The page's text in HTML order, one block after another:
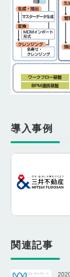
導入事例
関連記事